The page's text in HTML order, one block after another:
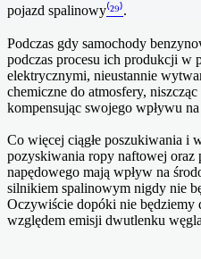
pojazd spalinowy⁽²⁹⁾.
Podczas gdy samochody
podczas procesu ich produkcji w
elektrycznymi, nieustannie
chemiczne do atmosfery,
kompensując swojego wpływu
Co więcej ciągłe poszukiwania i
pozyskiwania ropy naftowej
napędowego mają wpływ na
silnikiem spalinowym nigdy nie
Oczywiście dopóki nie będziemy
względem emisji dwutlenku